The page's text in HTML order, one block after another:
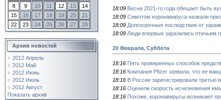
8
9 10 11 12 13
14
15
16 17 18 19 20
21
22
23 24 25 26 27 28
Архив новостей
2012 Апрель
2012 Май
2012 Июнь
2012 Июль
2012 Август
Показать архив
18:09 Весна 2021-го года обещает быть
18:09 Симптом коронавируса назвали
18:09 Долгосрочные последствия от
18:09 Люди впервые заразились птичьим
20 Февраля, Суббота
18:16 Пять проверенных способов
18:16 Компания Pfizer заявила, что ее
18:16 В России зарегистрировали третью
18:16 Оценили скорость исчезновения
18:16 Похоже, коронавирусы возникают